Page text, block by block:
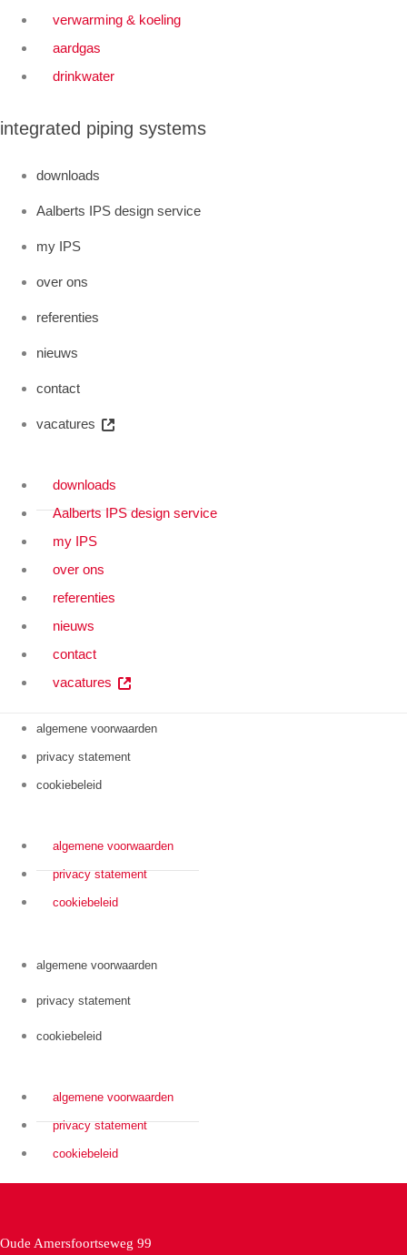
verwarming & koeling
aardgas
drinkwater
integrated piping systems
downloads
Aalberts IPS design service
my IPS
over ons
referenties
nieuws
contact
vacatures
downloads
Aalberts IPS design service
my IPS
over ons
referenties
nieuws
contact
vacatures
algemene voorwaarden
privacy statement
cookiebeleid
algemene voorwaarden
privacy statement
cookiebeleid
algemene voorwaarden
privacy statement
cookiebeleid
algemene voorwaarden
privacy statement
cookiebeleid
Oude Amersfoortseweg 99